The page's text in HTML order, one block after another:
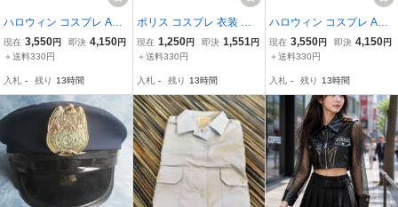
ハロウィン コスプレ Ann
a Mu コスプレ ポリス 衣
装 ミニスカポリス コスチ
ズ
現在 3,550円 即決 4,150円
＋送料330円
入札 - 残り 13時間
ポリス コスプレ 衣装 仮
装 ハロウィン 警察官 警
官 婦警 制服 トップス ミ
ト リボン Mサイズ ネイビ
ー
現在 1,250円 即決 1,551円
＋送料330円
入札 - 残り 13時間
ハロウィン コスプレ Ann
a Mu コスプレ ポリス コ
スチューム 衣装 婦人警官
現在 3,550円 即決 4,150円
＋送料330円
入札 - 残り 13時間